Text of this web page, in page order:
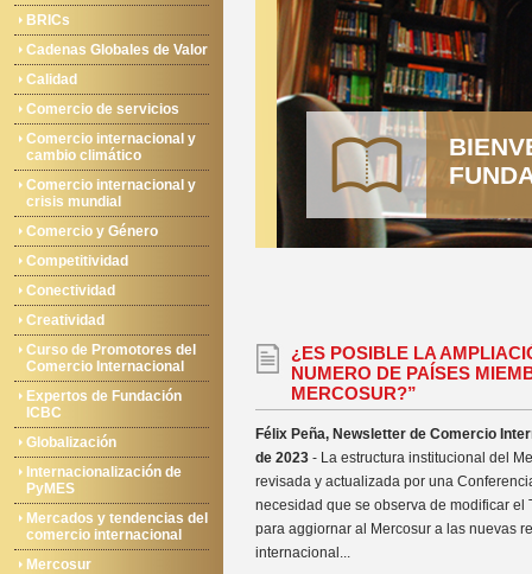
BRICs
Cadenas Globales de Valor
Calidad
Comercio de servicios
Comercio internacional y
cambio climático
Comercio internacional y
crisis mundial
Comercio y Género
Competitividad
Conectividad
Creatividad
Curso de Promotores del
Comercio Internacional
Expertos de Fundación
ICBC
Globalización
Internacionalización de
PyMES
Mercados y tendencias del
comercio internacional
Mercosur
¿ES POSIBLE LA
NUMERO DE PAÍSES
MERCOSUR?”
Félix Peña, Newsletter de Comercio
de 2023 - La estructura institucional del
revisada y actualizada por una
necesidad que se observa de modificar el
para aggiornar al Mercosur a las nuevas
internacional...